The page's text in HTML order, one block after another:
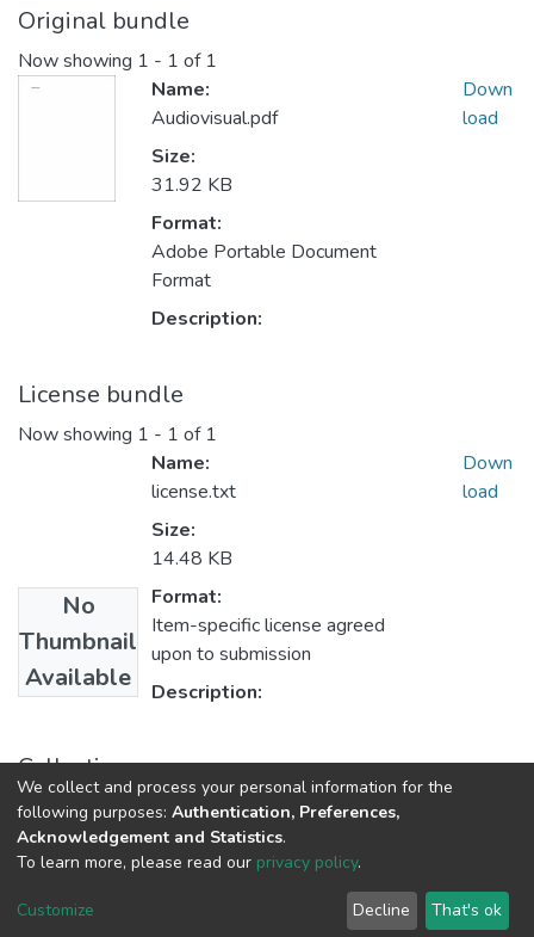
Original bundle
Now showing 1 - 1 of 1
Name:
Audiovisual.pdf
Size:
31.92 KB
Format:
Adobe Portable Document
Format
Description:
Down
load
License bundle
Now showing 1 - 1 of 1
No
Thumbnail
Available
Name:
license.txt
Size:
14.48 KB
Format:
Item-specific license agreed
upon to submission
Description:
Down
load
Collections
2.1.2. Todo es Ciencia
DSpace software copyright © 2002-2026
Cookie
End User
Agreement
Send
Feedback
We collect and process your personal information for the
following purposes: Authentication, Preferences,
Acknowledgement and Statistics.
To learn more, please read our privacy policy.
Customize Decline That's ok